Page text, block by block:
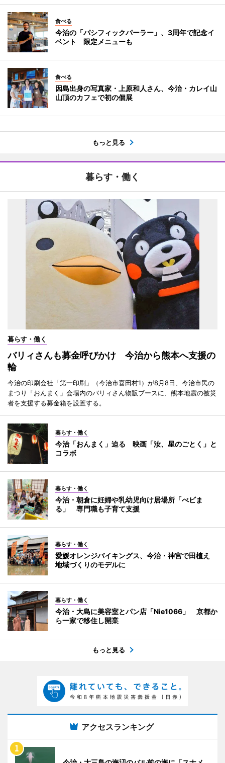
食べる
今治の「パシフィックパーラー」、3周年で記念イ
ベント 限定メニューも
食べる
因島出身の写真家・上原和人さん、今治・カレイ山
山頂のカフェで初の個展
もっと見る
暮らす・働く
暮らす・働く
バリィさんも募金呼びかけ 今治から熊本へ支援の
輪
今治の印刷会社「第一印刷」（今治市喜田村1）が8月8日、今治市民の
まつり「おんまく」会場内のバリィさん物販ブースに、熊本地震の被災
者を支援する募金箱を設置する。
暮らす・働く
今治「おんまく」迫る 映画「汝、星のごとく」と
コラボ
暮らす・働く
今治・朝倉に妊婦や乳幼児向け居場所「べビま
る」 専門職も子育て支援
暮らす・働く
愛媛オレンジバイキングス、今治・神宮で田植え
地域づくりのモデルに
暮らす・働く
今治・大島に美容室とパン店「Nie1066」 京都か
ら一家で移住し開業
もっと見る
アクセスランキング